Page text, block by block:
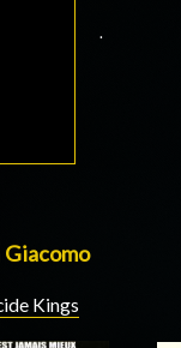
.
Kings